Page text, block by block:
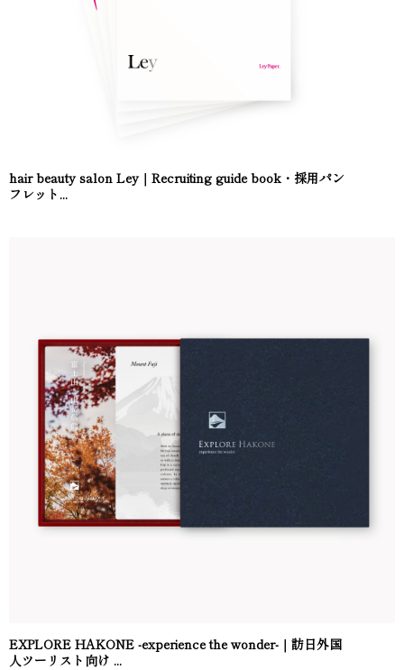
hair beauty salon Ley｜Recruiting guide book・採用パン
フレット...
EXPLORE HAKONE -experience the wonder-｜訪日外国
人ツーリスト向け ...